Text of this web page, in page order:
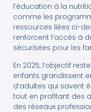
l’éducation à la
comme les
ressources liées ci-
renforcent l’accès à
sécurisées pour les
En 2025, l’objectif
enfants grandissent
d’adultes qui savent
tout en profitant des
des réseaux